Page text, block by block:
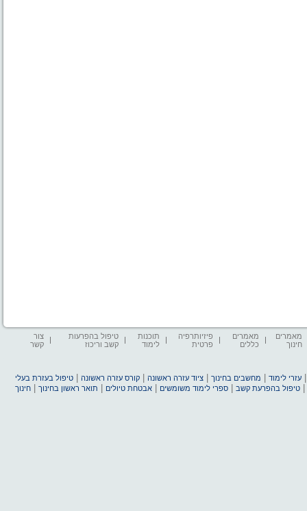
מאמרים
חינוך
מאמרים
כללים
פיזיותרפיה
פרטית
תוכנות
לימוד
טיפול בהפרעות
קשב וריכוז
צור
קשר
עזרי לימוד מחשבים בחינוך |ציוד עזרה ראשונה |קורס עזרה ראשונה |טיפול בעזרת בעלי
|טיפול בהפרעת קשב |ספרי לימוד משומשים |אבטחת טיולים תואר ראשון בחינוך |חינוך